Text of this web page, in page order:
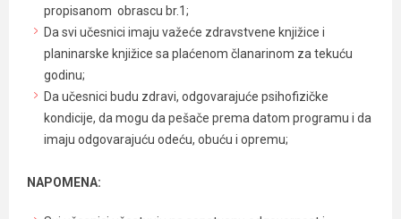
propisanom obrascu br.1;
Da svi učesnici imaju važeće zdravstvene knjižice i
planinarske knjižice sa plaćenom članarinom za tekuću
godinu;
Da učesnici budu zdravi, odgovarajuće psihofizičke
kondicije, da mogu da pešače prema datom programu i da
imaju odgovarajuću odeću, obuću i opremu;
NAPOMENA: